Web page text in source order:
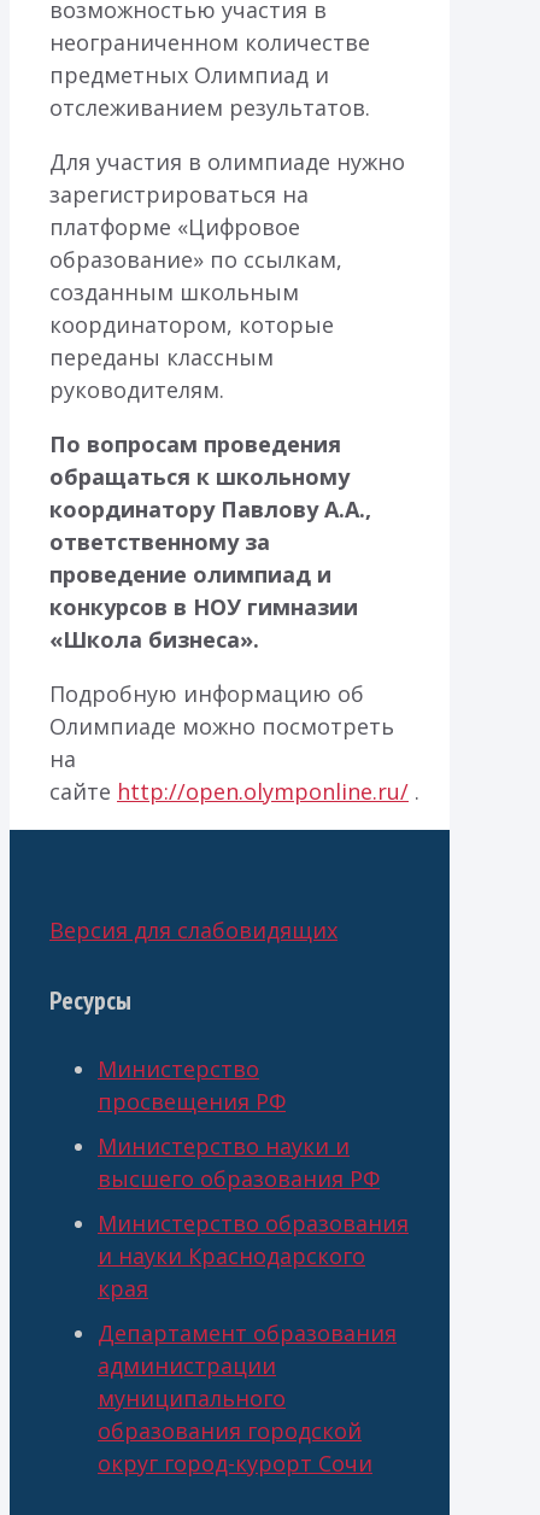
возможностью участия в
неограниченном количестве
предметных Олимпиад и
отслеживанием результатов.
Для участия в олимпиаде нужно
зарегистрироваться на
платформе «Цифровое
образование» по ссылкам,
созданным школьным
координатором, которые
переданы классным
руководителям.
По вопросам проведения
обращаться к школьному
координатору Павлову А.А.,
ответственному за
проведение олимпиад и
конкурсов в НОУ гимназии
«Школа бизнеса».
Подробную информацию об
Олимпиаде можно посмотреть
на
сайте http://open.olymponline.ru/ .
Версия для слабовидящих
Ресурсы
Министерство
просвещения РФ
Министерство науки и
высшего образования РФ
Министерство образования
и науки Краснодарского
края
Департамент образования
администрации
муниципального
образования городской
округ город-курорт Сочи